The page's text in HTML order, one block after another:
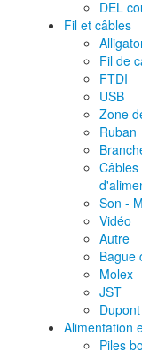
DEL
Fil et câbles
Fil de
FTDI
USB
Zone
Ruban
Câbles
Son -
Vidéo
Autre
Bague
Molex
JST
Dupont
Alimentation
Piles